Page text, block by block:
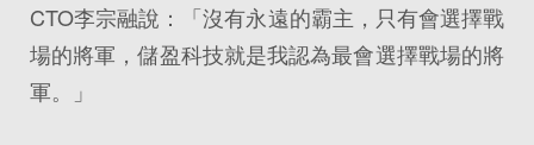
CTO李宗融說：「沒有永遠的霸主，只有會選擇戰
場的將軍，儲盈科技就是我認為最會選擇戰場的將
軍。」